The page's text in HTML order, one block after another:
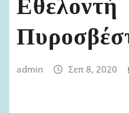
Εθελοντή
admin Σεπ 8, 2020